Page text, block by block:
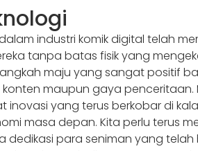
industri komik digital telah
tanpa batas fisik yang
maju yang sangat positif
maupun gaya penceritaan.
yang terus berkobar di
masa depan. Kita perlu terus
para seniman yang telah